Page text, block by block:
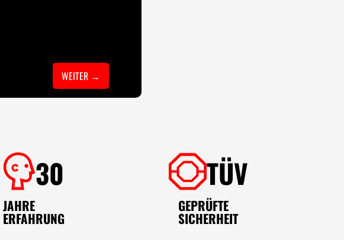
WEITER →
30
JAHRE
ERFAHRUNG
TÜV
GEPRÜFTE
SICHERHEIT